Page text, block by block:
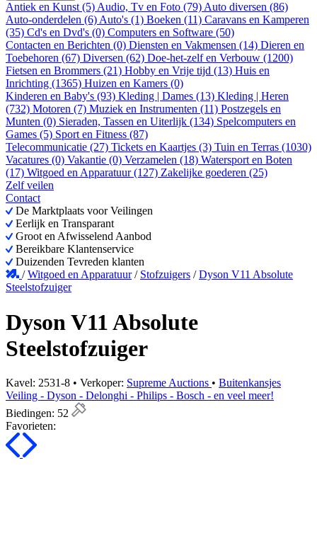
Antiek en Kunst (5) Audio, Tv en Foto (79) Auto diversen (86)
Auto-onderdelen (6) Auto's (1) Boeken (11) Caravans en Kamperen
(35) Cd's en Dvd's (0) Computers en Software (50)
Contacten en Berichten (0) Diensten en Vakmensen (14) Dieren en
Toebehoren (67) Diversen (62) Doe-het-zelf en Verbouw (1200)
Fietsen en Brommers (21) Hobby en Vrije tijd (13) Huis en
Inrichting (1365) Huizen en Kamers (0)
Kinderen en Baby's (93) Kleding | Dames (13) Kleding | Heren
(732) Motoren (7) Muziek en Instrumenten (11) Postzegels en
Munten (0) Sieraden, Tassen en Uiterlijk (134) Spelcomputers en
Games (5) Sport en Fitness (87)
Telecommunicatie (27) Tickets en Kaartjes (3) Tuin en Terras (1030)
Vacatures (0) Vakantie (0) Verzamelen (18) Watersport en Boten
(17) Witgoed en Apparatuur (127) Zakelijke goederen (25)
Zelf veilen
Contact
De Marktplaats voor Veilingen
Eerlijk en Transparant
Groot en Afwisselend Aanbod
Bereikbare Klantenservice
Duizenden Tevreden klanten
/Witgoed en Apparatuur / Stofzuigers /Dyson V11 Absolute
Steelstofzuiger
Dyson V11 Absolute
Steelstofzuiger
Kavel: 2531-8 • Verkoper: Supreme Auctions • Buitenkansjes
Veiling - Dyson - Delonghi - Philips - Bosch - en veel meer!
Biedingen: 52
Favorieten: